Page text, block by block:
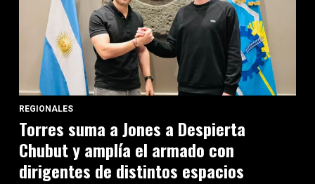
REGIONALES
Torres suma a Jones a Despierta
Chubut y amplía el armado con
dirigentes de distintos espacios